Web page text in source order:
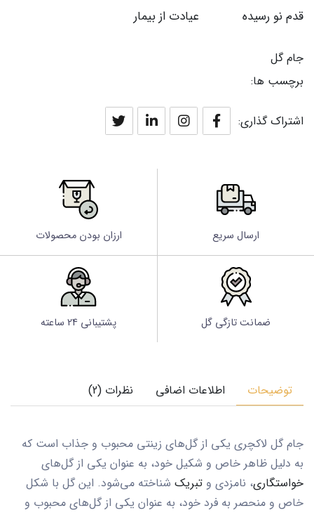
قدم نو رسیده عیادت از بیمار
جام گل
برچسب ها:
اشتراک گذاری:
ارسال سریع ارزان بودن محصولات
ضمانت تازگی گل پشتیبانی 24 ساعته
توضیحات اطلاعات اضافی نظرات (2)
جام گل لاکچری یکی از گل‌های زینتی محبوب و جذاب است که
به دلیل ظاهر خاص و شکیل خود، به عنوان یکی از گل‌های
خواستگاری، نامزدی و تبریک شناخته می‌شود. این گل با شکل
خاص و منحصر به فرد خود، به عنوان یکی از گل‌های محبوب و